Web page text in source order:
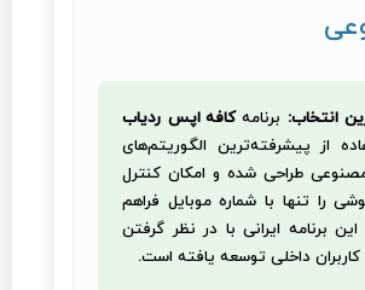
انتخاب: برنامهکافه اپس ردیاب
از پیشرفته‌ترین الگوریتم‌های
طراحی شده و امکان کنترل
را تنها با شماره موبایل فراهم
برنامه ایرانی با در نظر گرفتن
کاربران داخلی توسعه یافته است.